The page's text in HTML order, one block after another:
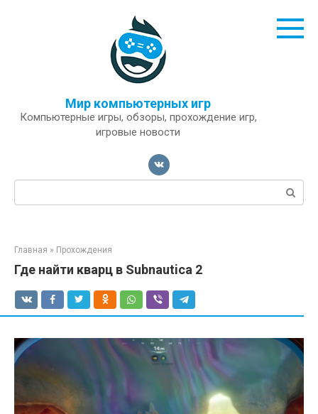
Мир компьютерных игр
Компьютерные игры, обзоры, прохождение игр,
игровые новости
Поиск:
Главная » Прохождения
Где найти кварц в Subnautica 2